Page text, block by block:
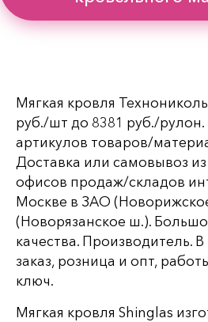
Мягкая кровля
руб./шт до 8381 руб./рулон.
артикулов товаров/
Доставка или самовывоз
офисов продаж/складов
Москве в ЗАО
(Новорязанское ш.).
качества. Производитель.
заказ, розница и опт,
ключ.
Мягкая кровля Shinglas